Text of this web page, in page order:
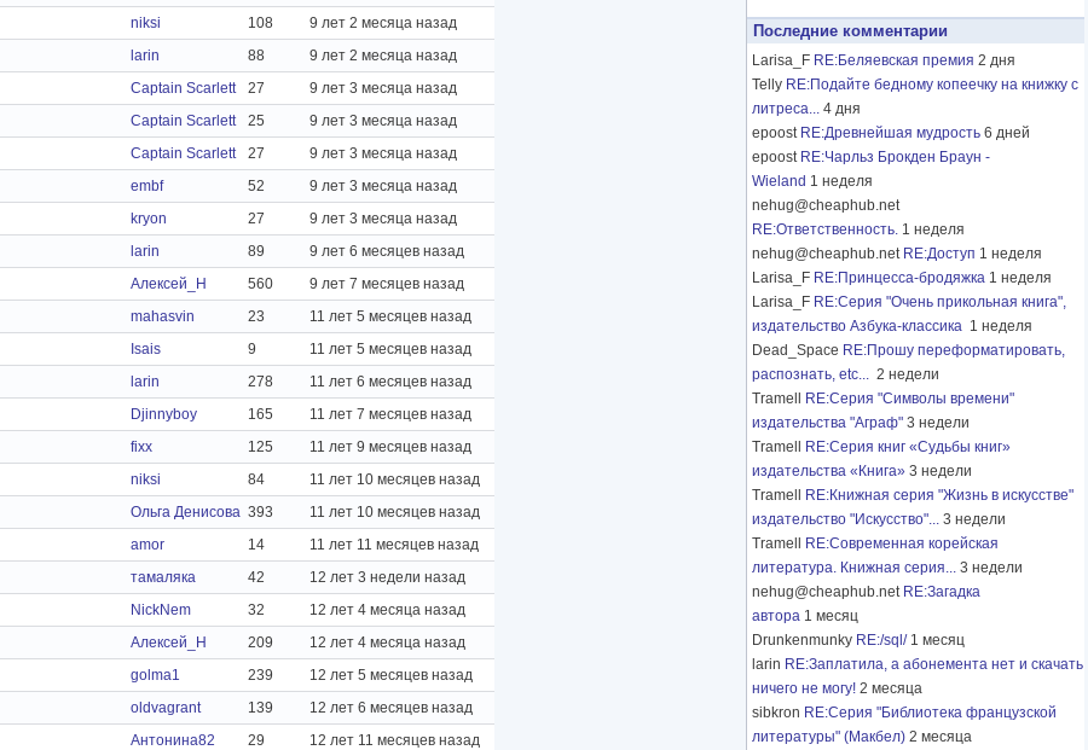
niksi 108
9 лет 2 месяца назад
larin 88
9 лет 2 месяца назад
Captain Scarlett 27
9 лет 3 месяца назад
Captain Scarlett 25
9 лет 3 месяца назад
Captain Scarlett 27
9 лет 3 месяца назад
embf 52
9 лет 3 месяца назад
kryon 27
9 лет 3 месяца назад
larin 89
9 лет 6 месяцев назад
Алексей_Н 560
9 лет 7 месяцев назад
mahasvin 23
11 лет 5 месяцев назад
Isais 9
11 лет 5 месяцев назад
larin 278
11 лет 6 месяцев назад
Djinnyboy 165
11 лет 7 месяцев назад
fixх 125
11 лет 9 месяцев назад
niksi 84
11 лет 10 месяцев назад
Ольга Денисова 393
11 лет 10 месяцев назад
amor 14
11 лет 11 месяцев назад
тамаляка 42
12 лет 3 недели назад
NickNem 32
12 лет 4 месяца назад
Алексей_Н 209
12 лет 4 месяца назад
golma1 239
12 лет 5 месяцев назад
oldvagrant 139
12 лет 6 месяцев назад
Антонина82 29
12 лет 11 месяцев назад
Последние комментарии
Larisa_F RE:Беляевская премия 2 дня
Telly RE:Подайте бедному копеечку на книжку с
литреса... 4 дня
epoost RE:Древнейшая мудрость 6 дней
epoost RE:Чарльз Брокден Браун -
Wieland 1 неделя
nehug@cheaphub.net
RE:Ответственность. 1 неделя
nehug@cheaphub.net RE:Доступ 1 неделя
Larisa_F RE:Принцесса-бродяжка 1 неделя
Larisa_F RE:Серия "Очень прикольная книга",
издательство Азбука-классика 1 неделя
Dead_Space RE:Прошу переформатировать,
распознать, etc... 2 недели
Tramell
RE:Серия "Символы времени"
издательства "Аграф" 3 недели
Tramell
RE:Серия книг «Судьбы книг»
издательства «Книга» 3 недели
Tramell
RE:Книжная серия "Жизнь в искусстве"
издательство "Искусство"... 3 недели
Tramell
RE:Современная корейская
литература. Книжная серия... 3 недели
nehug@cheaphub.net RE:Загадка
автора 1 месяц
Drunkenmunky RE:/sql/ 1 месяц
larin RE:Заплатила, а абонемента нет и скачать
ничего не могу! 2 месяца
sibkron RE:Серия "Библиотека французской
литературы" (Макбел) 2 месяца